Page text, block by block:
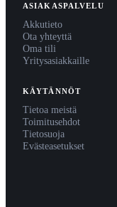
ASIAKASPALVELU
Akkutieto
Ota yhteyttä
Oma tili
Yritysasiakkaille
KÄYTÄNNÖT
Tietoa meistä
Toimitusehdot
Tietosuoja
Evästeasetukset